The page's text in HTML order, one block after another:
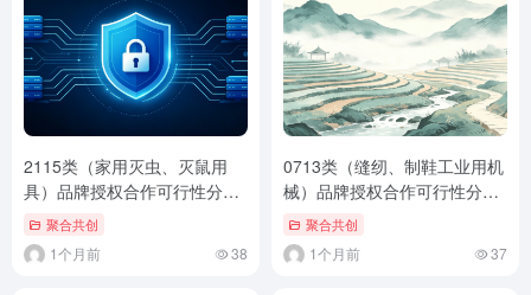
2115类（家用灭虫、灭鼠用
具）品牌授权合作可行性分析
及注意事项（通用标准版）
聚合共创
1个月前 38
0713类（缝纫、制鞋工业用机
械）品牌授权合作可行性分析
及注意事项（通用标准版）
聚合共创
1个月前 37